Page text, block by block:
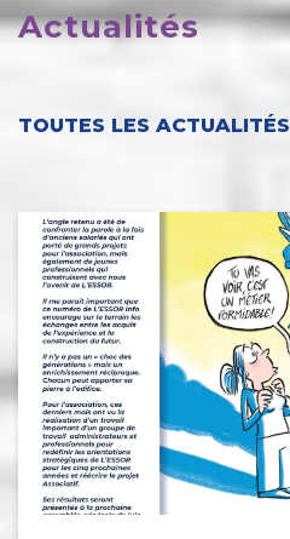
Actualités
TOUTES LES ACTUALITÉS